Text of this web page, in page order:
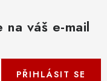
váš e-mail
PŘIHLÁSIT SE